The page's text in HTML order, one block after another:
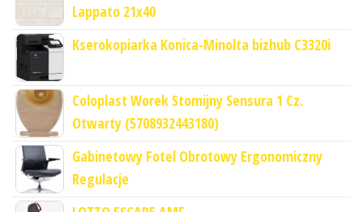
Lappato 21x40
Kserokopiarka Konica-Minolta bizhub C3320i
Coloplast Worek Stomijny Sensura 1 Cz.
Otwarty (5708932443180)
Gabinetowy Fotel Obrotowy Ergonomiczny
Regulacje